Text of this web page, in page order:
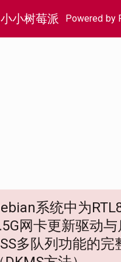
小树莓派 Powered by
系统中为
网卡更新驱动与
多队列功能的完